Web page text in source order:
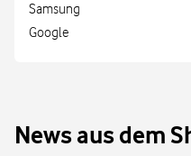
Samsung
Google
News aus dem